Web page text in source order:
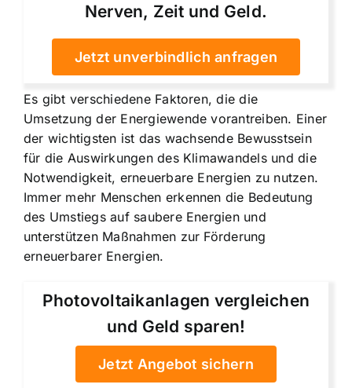
Nerven, Zeit und Geld.
Jetzt unverbindlich anfragen
Es gibt verschiedene Faktoren, die die
Umsetzung der Energiewende vorantreiben. Einer
der wichtigsten ist das wachsende Bewusstsein
für die Auswirkungen des Klimawandels und die
Notwendigkeit, erneuerbare Energien zu nutzen.
Immer mehr Menschen erkennen die Bedeutung
des Umstiegs auf saubere Energien und
unterstützen Maßnahmen zur Förderung
erneuerbarer Energien.
Photovoltaikanlagen vergleichen
und Geld sparen!
Jetzt Angebot sichern